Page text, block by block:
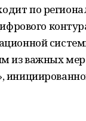
по
из важных